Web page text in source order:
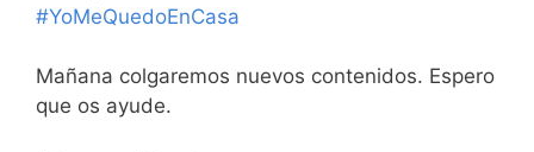
#YoMeQuedoEnCasa
Mañana colgaremos nuevos contenidos. Espero
que os ayude.